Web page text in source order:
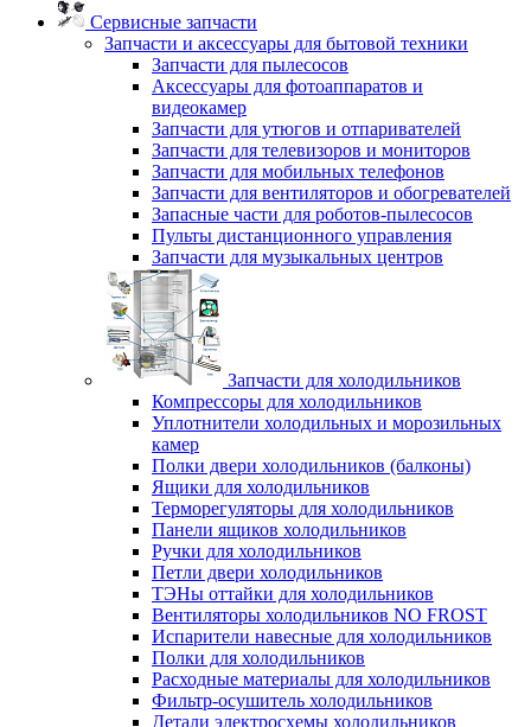
Сервисные запчасти
Запчасти и аксессуары для бытовой техники
Запчасти для пылесосов
Аксессуары для фотоаппаратов и
видеокамер
Запчасти для утюгов и отпаривателей
Запчасти для телевизоров и мониторов
Запчасти для мобильных телефонов
Запчасти для вентиляторов и обогревателей
Запасные части для роботов-пылесосов
Пульты дистанционного управления
Запчасти для музыкальных центров
Запчасти для холодильников
Компрессоры для холодильников
Уплотнители холодильных и морозильных
камер
Полки двери холодильников (балконы)
Ящики для холодильников
Терморегуляторы для холодильников
Панели ящиков холодильников
Ручки для холодильников
Петли двери холодильников
ТЭНы оттайки для холодильников
Вентиляторы холодильников NO FROST
Испарители навесные для холодильников
Полки для холодильников
Расходные материалы для холодильников
Фильтр-осушитель холодильников
Детали электросхемы холодильников